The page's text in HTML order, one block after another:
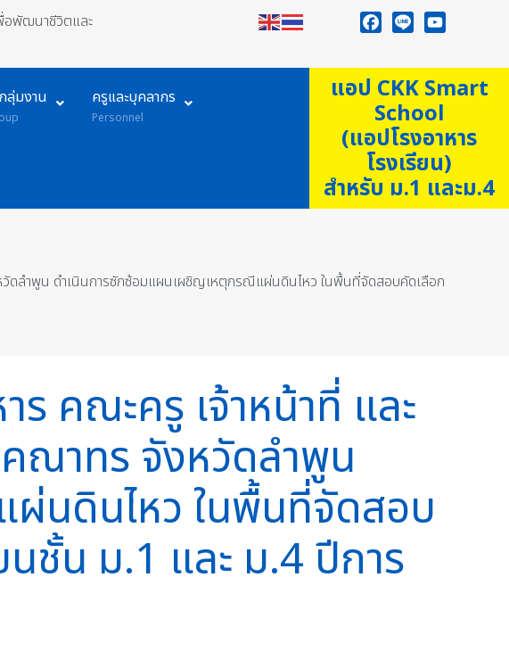
อพัฒนาชีวิตและ
ลุ่มงาน ครูและบุคลากร
Personnel
แอป CKK Smart
School
(แอปโรงอาหาร
โรงเรียน)
สำหรับ ม.1 และม.4
ดลำพูน ดำเนินการซักซ้อมแผนเผชิญเหตุกรณีแผ่นดินไหว ในพื้นที่จัดสอบคัดเลือก
คณะครู เจ้าหน้าที่ และ
คณาทร จังหวัดลำพูน
นดินไหว ในพื้นที่จัดสอบ
ชั้น ม.1 และ ม.4 ปีการ